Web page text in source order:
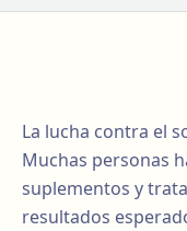
La lucha contra el
Muchas personas
suplementos y
resultados